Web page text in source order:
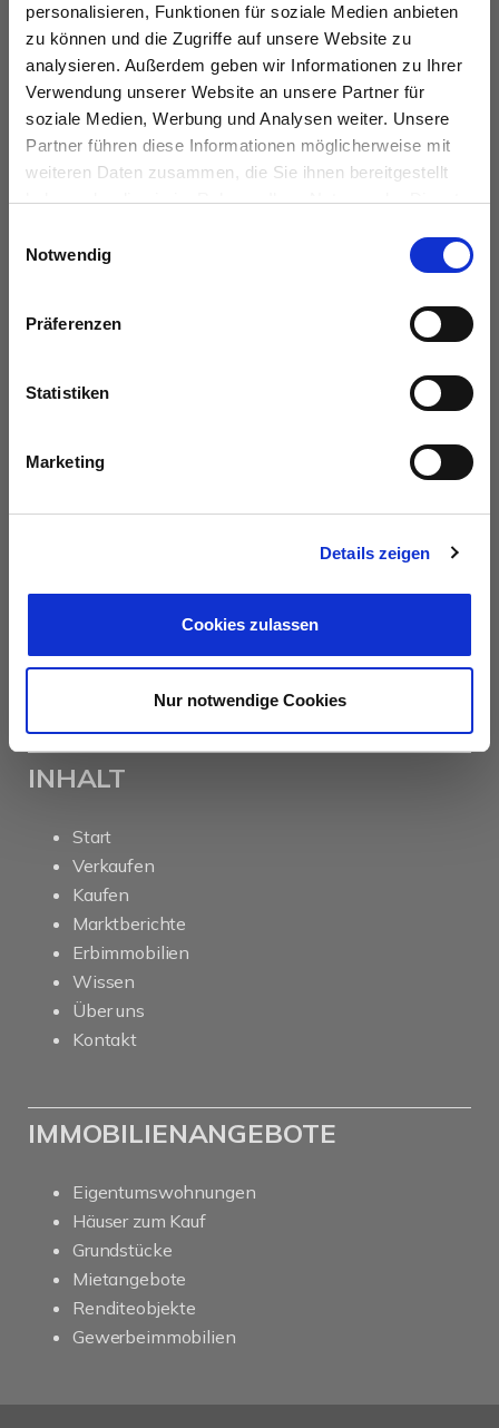
personalisieren, Funktionen für soziale Medien anbieten
zu können und die Zugriffe auf unsere Website zu
analysieren. Außerdem geben wir Informationen zu Ihrer
Verwendung unserer Website an unsere Partner für
soziale Medien, Werbung und Analysen weiter. Unsere
Partner führen diese Informationen möglicherweise mit
weiteren Daten zusammen, die Sie ihnen bereitgestellt
haben oder die sie im Rahmen Ihrer Nutzung der Dienste
Notwendig
Präferenzen
Statistiken
Marketing
Details zeigen
Cookies zulassen
Nur notwendige Cookies
KONTAKT
das immobilienhaus oberenzer & stöcker gmbh &
co kg
Langer Hof 2d
38100 Braunschweig
Fax:0531 26 15 619
E-Mail:vertrieb@das-immobilienhaus.de
stehen wir Ihnen beim Verkauf und bei der Vermietung
beraten wir Sie in allen Fragen rund um Ihr Haus oder
Ihre Wohnung in Braunschweig und Umgebung .
Sprechen Sie uns an - wir sind für Sie da.
INHALT
Start
Verkaufen
Kaufen
Marktberichte
Erbimmobilien
Wissen
Über uns
Kontakt
IMMOBILIENANGEBOTE
Eigentumswohnungen
Häuser zum Kauf
Grundstücke
Mietangebote
Renditeobjekte
Gewerbeimmobilien